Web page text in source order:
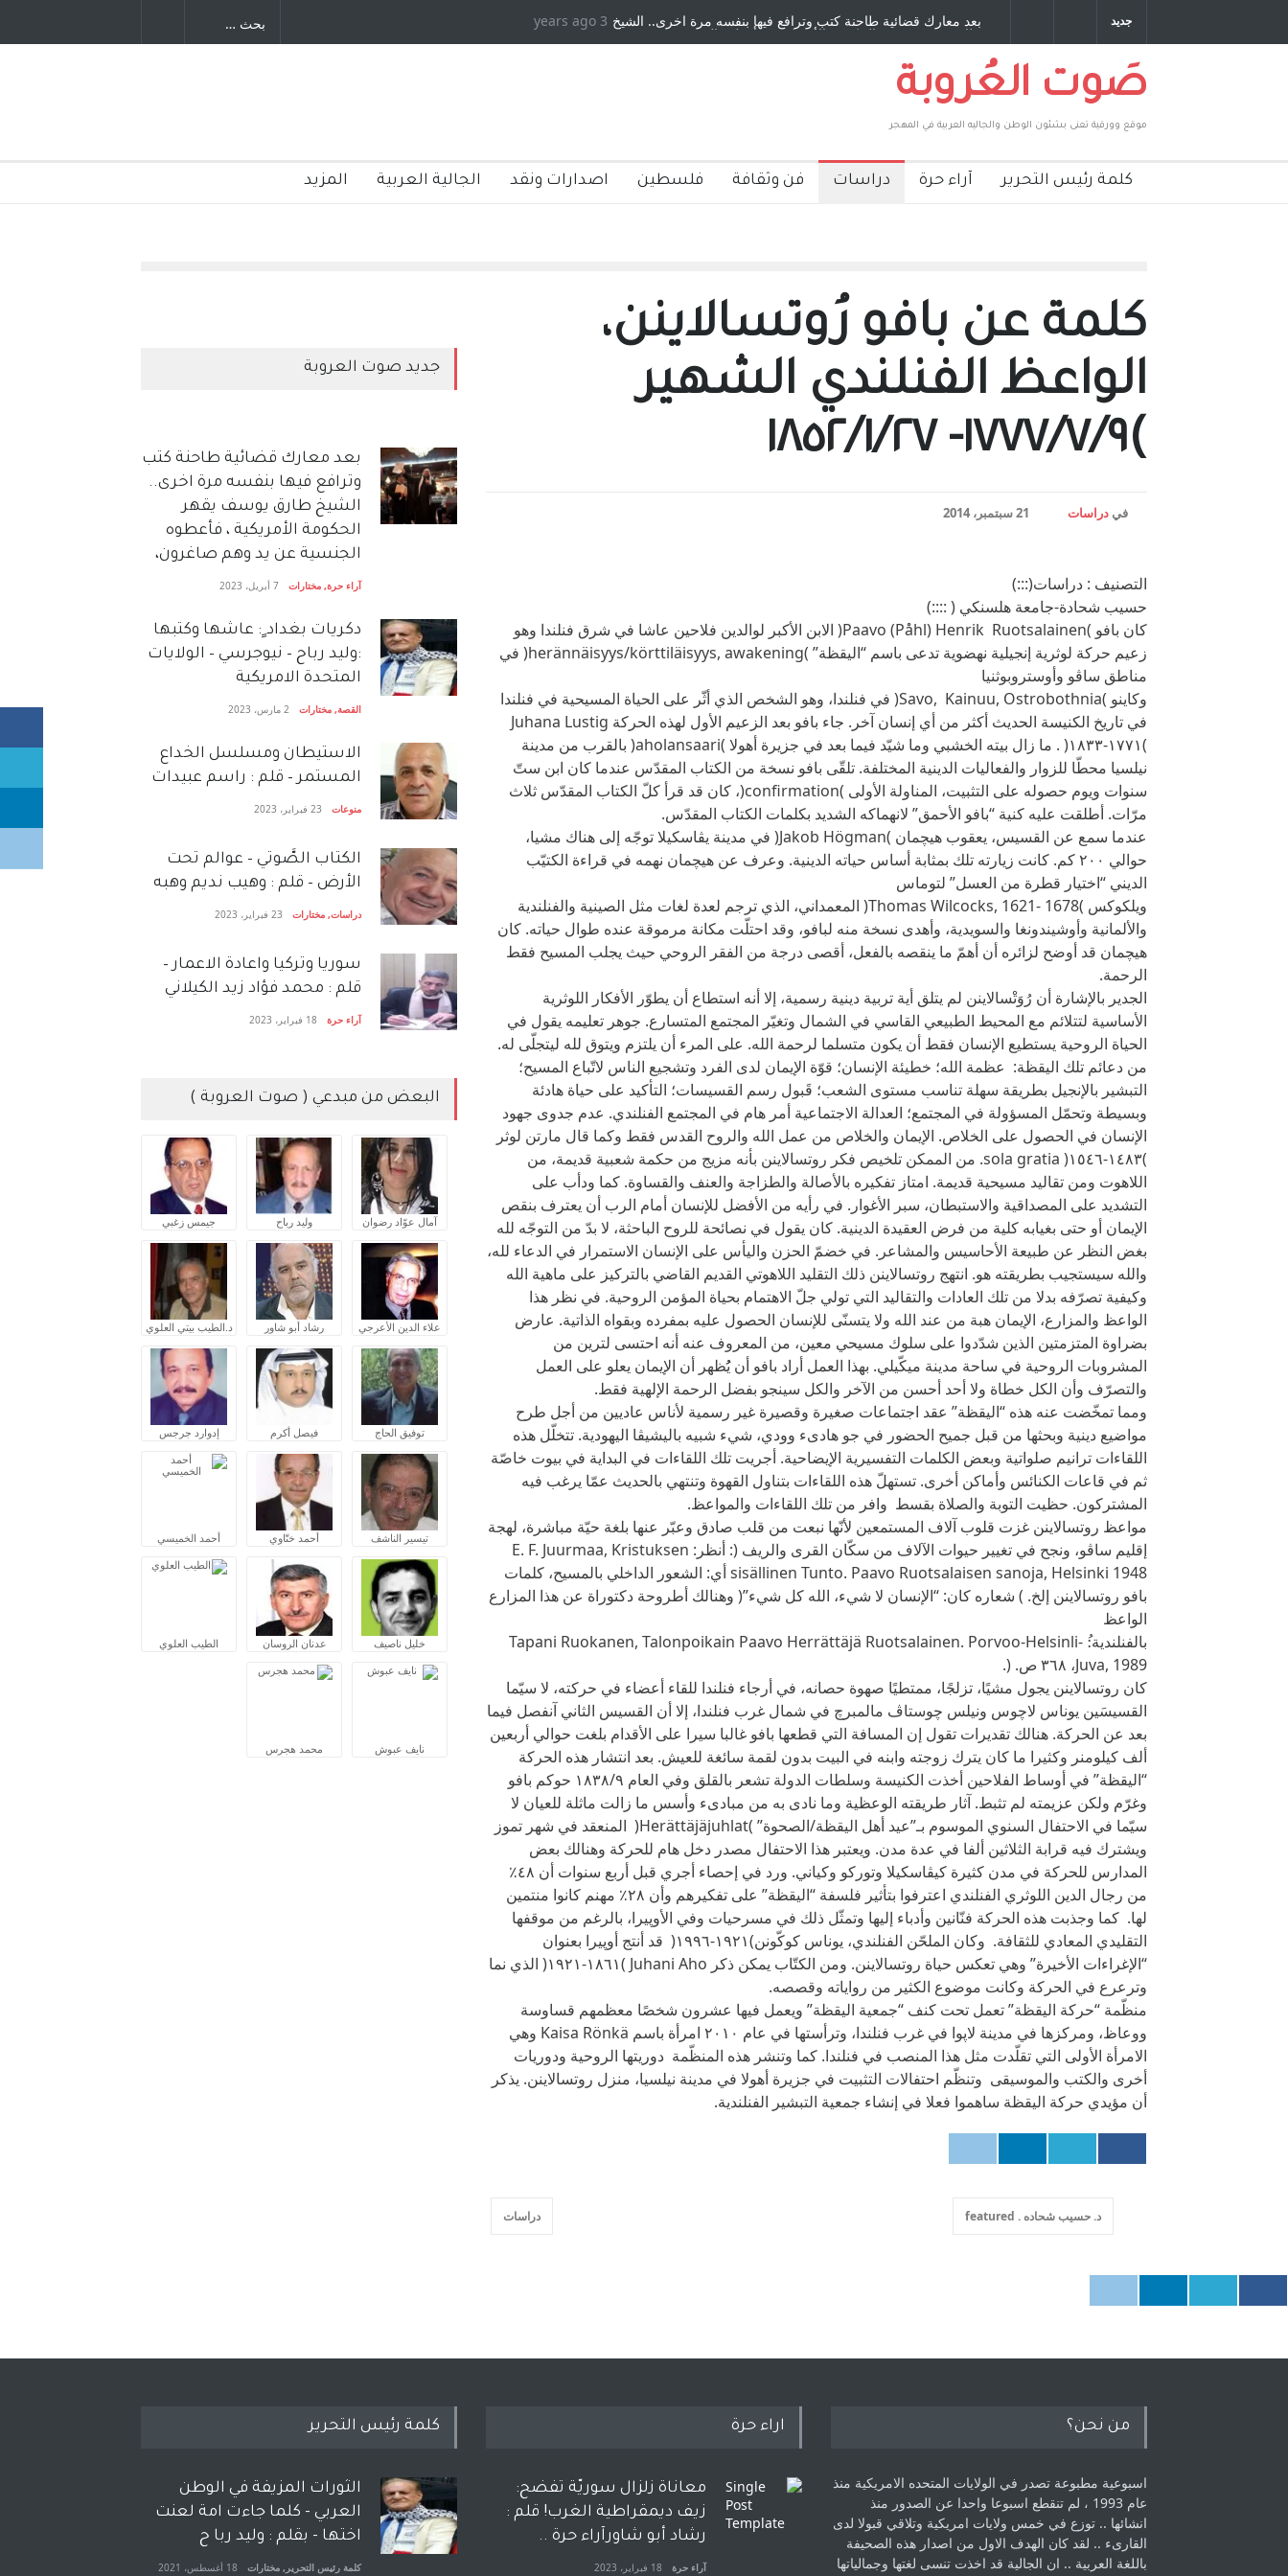
جديد دكريات بغداد ٍ: عاشها وكتبها :وليد رباح – نيوجرسي – الولايات المتحدة بعد معارك قضائية طاحنة كتب وترافع فيها بنفسه مرة اخرى.. الشيخ
طارق يوسف يقهر الحكومة الأمريكية ، فأعطوه الجنسية عن يد وهم
صاغرون،
3 years ago
صَوت العُروبة
موقع وورقية تعنى بشئون الوطن والجاليه العربية في المهجر
كلمة رئيس التحرير آراء حرة دراسات فن وثقافة فلسطين اصدارات ونقد الجالية العربية المزيد
كلمة عن بافو رُوتسالاينن،
الواعظ الفنلندي الشهير
)١٧٧٧/٧/٩- ١٨٥٢/١/٢٧
في دراسات 21 سبتمبر، 2014
التصنيف : دراسات(:::)
حسيب شحادة-جامعة هلسنكي ( ::::)
كان بافو )Paavo (Påhl) Henrik Ruotsalainen( الابن الأكبر لوالدين فلاحين عاشا في شرق فنلندا وهو
زعيم حركة لوثرية إنجيلية نهضوية تدعى باسم “اليقظة” )herännäisyys/körttiläisyys, awakening( في
مناطق ساڤو وأوستروبوثنيا
وكاينو )Savo, Kainuu, Ostrobothnia( في فنلندا، وهو الشخص الذي أثّر على الحياة المسيحية في فنلندا
في تاريخ الكنيسة الحديث أكثر من أي إنسان آخر. جاء بافو بعد الزعيم الأول لهذه الحركة Juhana Lustig
)١٧٧١-١٨٣٣( . ما زال بيته الخشبي وما شيّد فيما بعد في جزيرة أهولا )aholansaari( بالقرب من مدينة
نيلسيا محطّا للزوار والفعاليات الدينية المختلفة. تلقّى بافو نسخة من الكتاب المقدّس عندما كان ابن ستّ
سنوات ويوم حصوله على التثبيت، المناولة الأولى )confirmation(، كان قد قرأ كلّ الكتاب المقدّس ثلاث
مرّات. أطلقت عليه كنية “بافو الأحمق” لانهماكه الشديد بكلمات الكتاب المقدّس.
عندما سمع عن القسيس، يعقوب هيچمان )Jakob Högman( في مدينة يڤاسكيلا توجّه إلى هناك مشيا،
حوالي ٢٠٠ كم. كانت زيارته تلك بمثابة أساس حياته الدينية. وعرف عن هيچمان نهمه في قراءة الكتيّب
الديني “اختيار قطرة من العسل” لتوماس
ويلكوكس )Thomas Wilcocks, 1621- 1678( المعمداني، الذي ترجم لعدة لغات مثل الصينية والفنلندية
والألمانية وأوشيندونغا والسويدية، وأهدى نسخة منه لبافو، وقد احتلّت مكانة مرموقة عنده طوال حياته. كان
هيچمان قد أوضح لزائره أن أهمّ ما ينقصه بالفعل، أقصى درجة من الفقر الروحي حيث يجلب المسيح فقط
الرحمة.
الجدير بالإشارة أن رُوَتْسالاينن لم يتلق أية تربية دينية رسمية، إلا أنه استطاع أن يطوّر الأفكار اللوثرية
الأساسية لتتلائم مع المحيط الطبيعي القاسي في الشمال وتغيّر المجتمع المتسارع. جوهر تعليمه يقول في
الحياة الروحية يستطيع الإنسان فقط أن يكون متسلما لرحمة الله. على المرء أن يلتزم ويتوق لله ليتجلّى له.
من دعائم تلك اليقظة: عظمة الله؛ خطيئة الإنسان؛ قوّة الإيمان لدى الفرد وتشجيع الناس لاتّباع المسيح؛
التبشير بالإنجيل بطريقة سهلة تناسب مستوى الشعب؛ قَبول رسم القسيسات؛ التأكيد على حياة هادئة
وبسيطة وتحمّل المسؤولة في المجتمع؛ العدالة الاجتماعية أمر هام في المجتمع الفنلندي. عدم جدوى جهود
الإنسان في الحصول على الخلاص. الإيمان والخلاص من عمل الله والروح القدس فقط وكما قال مارتن لوثر
)١٤٨٣-١٥٤٦( sola gratia. من الممكن تلخيص فكر روتسالاينن بأنه مزيج من حكمة شعبية قديمة، من
اللاهوت ومن تقاليد مسيحية قديمة. امتاز تفكيره بالأصالة والطزاجة والعنف والقساوة. كما ودأب على
التشديد على المصداقية والاستبطان، سبر الأغوار. في رأيه من الأفضل للإنسان أمام الرب أن يعترف بنقص
الإيمان أو حتى بغيابه كلية من فرض العقيدة الدينية. كان يقول في نصائحة للروح الباحثة، لا بدّ من التوجّه لله
بغض النظر عن طبيعة الأحاسيس والمشاعر. في خضمّ الحزن واليأس على الإنسان الاستمرار في الدعاء لله،
والله سيستجيب بطريقته هو. انتهج روتسالاينن ذلك التقليد اللاهوتي القديم القاضي بالتركيز على ماهية الله
وكيفية تصرّفه بدلا من تلك العادات والتقاليد التي تولي جلّ الاهتمام بحياة المؤمن الروحية. في نظر هذا
الواعظ والمزارع، الإيمان هبة من عند الله ولا يتسنّى للإنسان الحصول عليه بمفرده وبقواه الذاتية. عارض
بضراوة المتزمتين الذين شدّدوا على سلوك مسيحي معين، من المعروف عنه أنه احتسى لترين من
المشروبات الروحية في ساحة مدينة ميكّيلي. بهذا العمل أراد بافو أن يُُظهر أن الإيمان يعلو على العمل
والتصرّف وأن الكل خطاة ولا أحد أحسن من الآخر والكل سينجو بفضل الرحمة الإلهية فقط.
ومما تمخّضت عنه هذه “اليقظة” عقد اجتماعات صغيرة وقصيرة غير رسمية لأناس عاديين من أجل طرح
مواضيع دينية وبحثها من قبل جميح الحضور في جو هادىء وودي، شيء شبيه باليشيڤا اليهودية. تتخلّل هذه
اللقاءات ترانيم صلواتية وبعض الكلمات التفسيرية الإيضاحية. أجريت تلك اللقاءات في البداية في بيوت خاصّة
ثم في قاعات الكنائس وأماكن أخرى. تستهلّ هذه اللقاءات بتناول القهوة وتنتهي بالحديث عمّا يرغب فيه
المشتركون. حظيت التوبة والصلاة بقسط وافر من تلك اللقاءات والمواعظ.
مواعظ روتسالاينن غزت قلوب آلاف المستمعين لأنّها نبعت من قلب صادق وعبّر عنها بلغة حيّة مباشرة، لهجة
إقليم ساڤو، ونجح في تغيير حيوات الآلاف من سكّان القرى والريف (: أنظر: E. F. Juurmaa, Kristuksen
sisällinen Tunto. Paavo Ruotsalaisen sanoja, Helsinki 1948 أي: الشعور الداخلي بالمسيح، كلمات
بافو روتسالاينن إلخ. ) شعاره كان: “الإنسان لا شيء، الله كل شيء”( وهنالك أطروحة دكتوراة عن هذا المزارع
الواعظ
بالفنلندية:ُ Tapani Ruokanen, Talonpoikain Paavo Herrättäjä Ruotsalainen. Porvoo-Helsinli-
Juva, 1989، ٣٦٨ ص. (.
كان روتسالاينن يجول مشيًا، تزلجًا، ممتطيًا صهوة حصانه، في أرجاء فنلندا للقاء أعضاء في حركته، لا سيّما
القسيسَين يوناس لاچوس ونيلس چوستاڤ مالمبرچ في شمال غرب فنلندا، إلا أن القسيس الثاني آنفصل فيما
بعد عن الحركة. هنالك تقديرات تقول إن المسافة التي قطعها بافو غالبا سيرا على الأقدام بلغت حوالي أربعين
ألف كيلومنر وكثيرا ما كان يترك زوجته وابنه في البيت بدون لقمة سائغة للعيش. بعد انتشار هذه الحركة
“اليقظة” في أوساط الفلاحين أخذت الكنيسة وسلطات الدولة تشعر بالقلق وفي العام ١٨٣٨/٩ حوكم بافو
وغرّم ولكن عزيمته لم تثبط. آثار طريقته الوعظية وما نادى به من مبادىء وأسس ما زالت ماثلة للعيان لا
سيّما في الاحتفال السنوي الموسوم بـ”عيد أهل اليقظة/الصحوة” )Herättäjäjuhlat( المنعقد في شهر تموز
ويشترك فيه قرابة الثلاثين ألفا في عدة مدن. ويعتبر هذا الاحتفال مصدر دخل هام للحركة وهنالك بعض
المدارس للحركة في مدن كثيرة كيڤاسكيلا وتوركو وكياني. ورد في إحصاء أجري قبل أربع سنوات أن ٤٨٪
من رجال الدين اللوثري الفنلندي اعترفوا بتأثير فلسفة “اليقظة” على تفكيرهم وأن ٢٨٪ مهنم كانوا منتمين
لها. كما وجذبت هذه الحركة فنّانين وأدباء إليها وتمثّل ذلك في مسرحيات وفي الأوپيرا، بالرغم من موقفها
التقليدي المعادي للثقافة. وكان الملحّن الفنلندي، يوناس كوكّونن)١٩٢١-١٩٩٦( قد أنتج أوپيرا بعنوان
“الإغراءات الأخيرة” وهي تعكس حياة روتسالاينن. ومن الكتّاب يمكن ذكر Juhani Aho )١٨٦١-١٩٢١( الذي نما
وترعرع في الحركة وكانت موضوع الكثير من رواياته وقصصه.
منظّمة “حركة اليقظة” تعمل تحت كنف “جمعية اليقظة” ويعمل فيها عشرون شخصًا معظمهم قساوسة
ووعاظ، ومركزها في مدينة لاپوا في غرب فنلندا، وترأستها في عام ٢٠١٠ امرأة باسم Kaisa Rönkä وهي
الامرأة الأولى التي تقلّدت مثل هذا المنصب في فنلندا. كما وتنشر هذه المنظّمة دوريتها الروحية ودوريات
أخرى والكتب والموسيقى وتنظّم احتفالات التثبيت في جزيرة أهولا في مدينة نيلسيا، منزل روتسالاينن. يذكر
أن مؤيدي حركة اليقظة ساهموا فعلا في إنشاء جمعية التبشير الفنلندية.
د. حسيب شحاده . featured دراسات
جديد صوت العروبة
بعد معارك قضائية طاحنة كتب
وترافع فيها بنفسه مرة اخرى..
الشيخ طارق يوسف يقهر
الحكومة الأمريكية ، فأعطوه
الجنسية عن يد وهم صاغرون،
آراء حرة, مختارات 7 أبريل، 2023
دكريات بغداد ٍ: عاشها وكتبها
:وليد رباح – نيوجرسي – الولايات
المتحدة الامريكية
القصة, مختارات 2 مارس، 2023
الاستيطان ومسلسل الخداع
المستمر – قلم : راسم عبيدات
منوعات 23 فبراير، 2023
الكتاب الصَّوتي – عوالم تحت
الأرض – قلم : وهيب نديم وهبه
دراسات, مختارات 23 فبراير، 2023
سوريا وتركيا واعادة الاعمار –
قلم : محمد فؤاد زيد الكيلاني
آراء حرة 18 فبراير، 2023
البعض من مبدعي ( صوت العروبة )
آمال عوّاد رضوان وليد رباح جيمس زغبي
علاء الدين الأعرجي رشاد أبو شاور د.الطيب بيتي العلوي
توفيق الحاج فيصل أكرم إدوارد جرجس
تيسير الناشف أحمد ختّاوي أحمد الخميسي
خليل ناصيف عدنان الروسان الطيب العلوي
نايف عبوش محمد هجرس
من نحن؟
اسبوعية مطبوعة تصدر في الولايات المتحده الامريكية منذ
عام 1993 ، لم ‏تنقطع اسبوعا واحدا عن الصدور منذ
انشائها .. توزع في خمس ولايات امريكية ‏وتلاقي قبولا لدى
القارىء ..‏ لقد كان الهدف الاول من اصدار هذه الصحيفة
باللغة العربية .. ان الجالية قد اخذت ‏تنسى لغتها وجمالياتها
اراء حرة
معاناة زلزال سوريّة تفضح:
زيف ديمقراطية الغرب! قلم :
رشاد أبو شاورآراء حرة ..
آراء حرة 18 فبراير، 2023
كلمة رئيس التحرير
الثورات المزيفة في الوطن
العربي - كلما جاءت امة لعنت
اختها - بقلم : وليد ربا ح
كلمة رئيس التحرير , مختارات 18 أغسطس، 2021